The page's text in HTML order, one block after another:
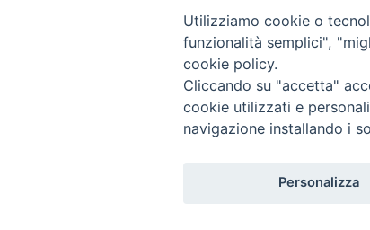
Copyright © 2019 - Tutti i diritti riservati -
Utilizziamo cookie o
funzionalità semplici",
cookie policy.
Cliccando su "accetta"
cookie utilizzati e
navigazione installando i
Personalizza